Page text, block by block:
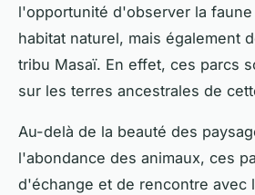
l'opportunité d'observer la
habitat naturel, mais également
tribu Masaï. En effet, ces parcs
sur les terres ancestrales de
Au-delà de la beauté des
l'abondance des animaux, ces
d'échange et de rencontre avec